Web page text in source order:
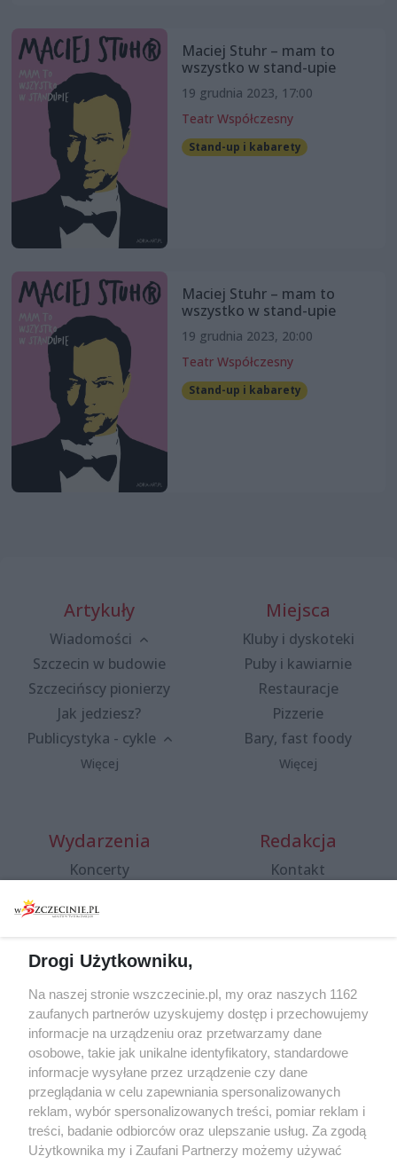
Maciej Stuhr – mam to
wszystko w stand-upie
19 grudnia 2023, 17:00
Teatr Współczesny
Stand-up i kabarety
Maciej Stuhr – mam to
wszystko w stand-upie
19 grudnia 2023, 20:00
Teatr Współczesny
Stand-up i kabarety
Artykuły
Wiadomości
Szczecin w budowie
Szczecińscy pionierzy
Jak jedziesz?
Publicystyka - cykle
Więcej
Miejsca
Kluby i dyskoteki
Puby i kawiarnie
Restauracje
Pizzerie
Bary, fast foody
Więcej
Wydarzenia
Koncerty
Spacery i oprowadzania
targi
Wernisaże
Więcej
Redakcja
Kontakt
Specjalny koncert z okazji
20. urodzin portalu
wSzczecinie.pl
Regulamin konkursów
śniadaniówka "Hej
Szczecin! Jest piątek!"
Drogi Użytkowniku,
Na naszej stronie wszczecinie.pl, my oraz naszych 1162
zaufanych partnerów uzyskujemy dostęp i przechowujemy
informacje na urządzeniu oraz przetwarzamy dane
osobowe, takie jak unikalne identyfikatory, standardowe
informacje wysyłane przez urządzenie czy dane
przeglądania w celu zapewniania spersonalizowanych
reklam, wybór spersonalizowanych treści, pomiar reklam i
treści, badanie odbiorców oraz ulepszanie usług. Za zgodą
Użytkownika my i Zaufani Partnerzy możemy używać